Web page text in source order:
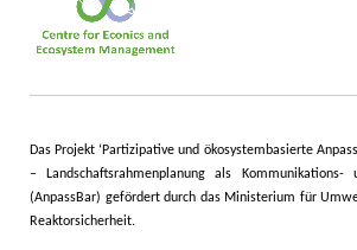
Das Projekt ‘Partizipative und ökosystembasierte
– Landschaftsrahmenplanung als Kommunikations-
(AnpassBar) gefördert durch das Ministerium für
Reaktorsicherheit.